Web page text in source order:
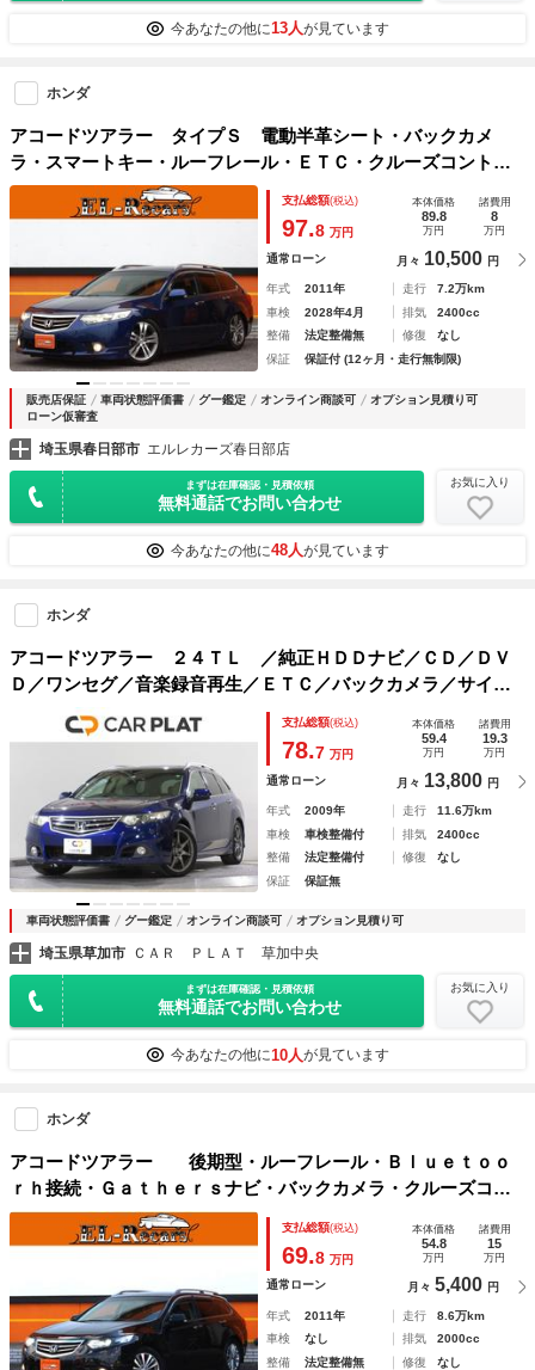
今あなたの他に13人が見ています
ホンダ
アコードツアラー タイプＳ 電動半革シート・バックカメ
ラ・スマートキー・ルーフレール・ＥＴＣ・クルーズコントロ
ール・ＴＥＩＮ車高調・純正１８ｉｎＡＷ・革巻きハンドル・
パドルシフト・ＵＳＢ入力・電動バックドア・ＨＩＤヘッドラ
支払総額(税込)
97.8 万円
本体価格
89.8
万円
諸費用
8
万円
通常ローン 月々 10,500 円
年式 2011年 走行
7.2万km
車検
2028年4月 排気
2400cc
整備
法定整備無 修復
なし
保証
保証付 (12ヶ月・走行無制限)
販売店保証 車両状態評価書 グー鑑定 オンライン商談可
オプション見積り可
ローン仮審査
埼玉県春日部市 エルレカーズ春日部店
まずは在庫確認・見積依頼
無料通話でお問い合わせ
お気に入り
今あなたの他に48人が見ています
ホンダ
アコードツアラー ２４ＴＬ ／純正ＨＤＤナビ／ＣＤ／ＤＶ
Ｄ／ワンセグ／音楽録音再生／ＥＴＣ／バックカメラ／サイド
カーテンエアバッグ／ディスチャージヘッドライト／フォグラ
ンプ／オートライト／社外アルミホイール／クルーズコントロ
支払総額(税込)
78.7 万円
本体価格
59.4
万円
諸費用
19.3
万円
通常ローン 月々 13,800 円
年式 2009年 走行
11.6万km
車検
車検整備付 排気
2400cc
整備
法定整備付 修復
なし
保証
保証無
車両状態評価書 グー鑑定 オンライン商談可 オプション見積り可
埼玉県草加市 ＣＡＲ ＰＬＡＴ 草加中央
まずは在庫確認・見積依頼
無料通話でお問い合わせ
お気に入り
今あなたの他に10人が見ています
ホンダ
アコードツアラー 後期型・ルーフレール・Ｂｌｕｅｔｏｏ
ｒｈ接続・Ｇａｔｈｅｒｓナビ・バックカメラ・クルーズコン
トロール・ＨＩＤヘッドライト・スマートキー・オートＡ／
Ｃ・ＥＴＣ・パドルシフト・横滑り防止装置・社外１７ＡＷ
支払総額(税込)
69.8 万円
本体価格
54.8
万円
諸費用
15
万円
通常ローン 月々 5,400 円
年式 2011年 走行
8.6万km
車検
なし 排気
2000cc
整備
法定整備無 修復
なし